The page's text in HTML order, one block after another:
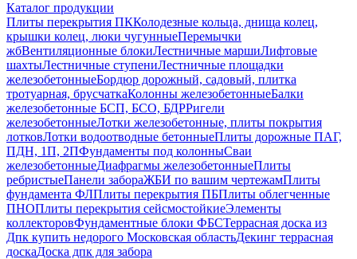
Каталог продукции
Плиты перекрытия ПККолодезные кольца, днища колец,
крышки колец, люки чугунныеПеремычки
жбВентиляционные блокиЛестничные маршиЛифтовые
шахтыЛестничные ступениЛестничные площадки
железобетонныеБордюр дорожный, садовый, плитка
тротуарная, брусчаткаКолонны железобетонныеБалки
железобетонные БСП, БСО, БДРРигели
железобетонныеЛотки железобетонные, плиты покрытия
лотковЛотки водоотводные бетонныеПлиты дорожные ПАГ,
ПДН, 1П, 2ПФундаменты под колонныСваи
железобетонныеДиафрагмы железобетонныеПлиты
ребристыеПанели забораЖБИ по вашим чертежамПлиты
фундамента ФЛПлиты перекрытия ПБПлиты облегченные
ПНОПлиты перекрытия сейсмостойкиеЭлементы
коллекторовФундаментные блоки ФБСТеррасная доска из
Дпк купить недорого Московская областьДекинг террасная
доскаДоска дпк для забора